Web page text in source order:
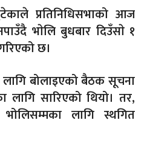
प्रतिनिधिसभाको आज
भाेलि बुधबार दिउँसाे १
छ।
बोलाइएको बैठक सूचना
लागि सारिएको थियो। तर,
लागि स्थगित